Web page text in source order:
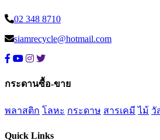
02 348 8710
siamrecycle@hotmail.com
กระดานซื้อ-ขาย
พลาสติก โลหะ กระดาษ สารเคมี ไม้ วั
Quick Links